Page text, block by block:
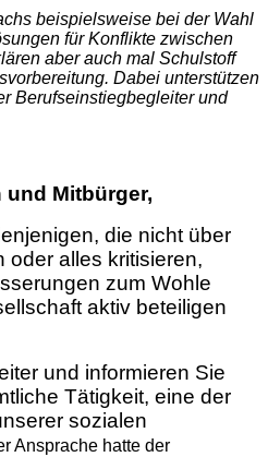
beispielsweise bei der Wahl
für Konflikte zwischen
aber auch mal Schulstoff
Dabei unterstützen
Berufseinstiegbegleiter und
Mitbürger,
die nicht über
oder alles kritisieren,
zum Wohle
aktiv beteiligen
und informieren Sie
Tätigkeit, eine der
sozialen
Ansprache hatte der